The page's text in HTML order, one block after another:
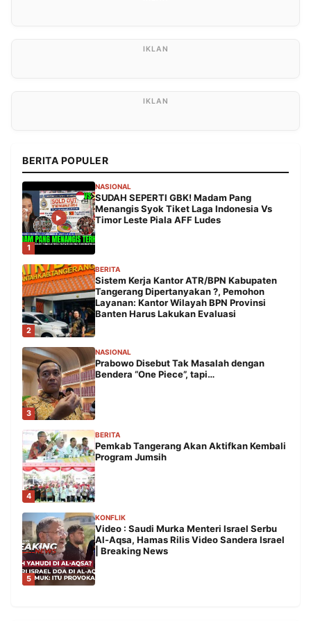
BERITA POPULER
1
NASIONAL
SUDAH SEPERTI GBK! Madam Pang
Menangis Syok Tiket Laga Indonesia Vs
Timor Leste Piala AFF Ludes
2
BERITA
Sistem Kerja Kantor ATR/BPN Kabupaten
Tangerang Dipertanyakan ?, Pemohon
Layanan: Kantor Wilayah BPN Provinsi
Banten Harus Lakukan Evaluasi
3
NASIONAL
Prabowo Disebut Tak Masalah dengan
Bendera “One Piece”, tapi…
4
BERITA
Pemkab Tangerang Akan Aktifkan Kembali
Program Jumsih
5
KONFLIK
Video : Saudi Murka Menteri Israel Serbu
Al-Aqsa, Hamas Rilis Video Sandera Israel
| Breaking News